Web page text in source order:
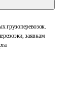
грузоперевозок.
заявкам